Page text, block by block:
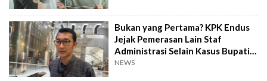
Bukan yang Pertama? KPK Endus
Jejak Pemerasan Lain Staf
Administrasi Selain Kasus Bupati
Pemalang
NEWS